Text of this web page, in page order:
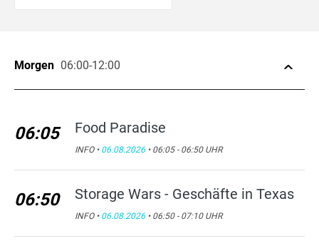
Morgen 06:00-12:00
06:05 Food Paradise
INFO • 06.08.2026 • 06:05 - 06:50 UHR
06:50 Storage Wars - Geschäfte in Texas
INFO • 06.08.2026 • 06:50 - 07:10 UHR